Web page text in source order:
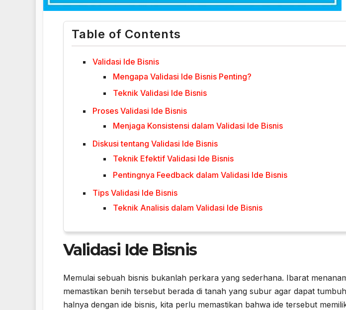
Table of Contents
Validasi Ide Bisnis
Mengapa Validasi Ide Bisnis Penting?
Teknik Validasi Ide Bisnis
Proses Validasi Ide Bisnis
Menjaga Konsistensi dalam Validasi Ide Bisnis
Diskusi tentang Validasi Ide Bisnis
Teknik Efektif Validasi Ide Bisnis
Pentingnya Feedback dalam Validasi Ide Bisnis
Tips Validasi Ide Bisnis
Teknik Analisis dalam Validasi Ide Bisnis
Validasi Ide Bisnis
Memulai sebuah bisnis bukanlah perkara yang sederhana. Ibarat
memastikan benih tersebut berada di tanah yang subur agar dapat
halnya dengan ide bisnis, kita perlu memastikan bahwa ide tersebut